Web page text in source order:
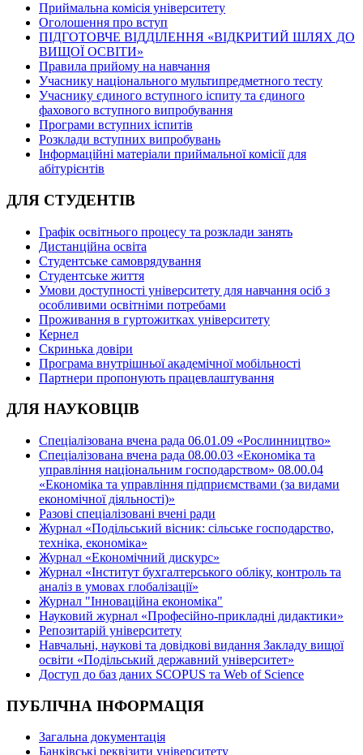
Приймальна комісія університету
Оголошення про вступ
ПІДГОТОВЧЕ ВІДДІЛЕННЯ «ВІДКРИТИЙ ШЛЯХ ДО
ВИЩОЇ ОСВІТИ»
Правила прийому на навчання
Учаснику національного мультипредметного тесту
Учаснику єдиного вступного іспиту та єдиного
фахового вступного випробування
Програми вступних іспитів
Розклади вступних випробувань
Інформаційні матеріали приймальної комісії для
абітурієнтів
ДЛЯ СТУДЕНТІВ
Графік освітнього процесу та розклади занять
Дистанційна освіта
Студентське самоврядування
Студентське життя
Умови доступності університету для навчання осіб з
особливими освітніми потребами
Проживання в гуртожитках університету
Кернел
Скринька довіри
Програма внутрішньої академічної мобільності
Партнери пропонують працевлаштування
ДЛЯ НАУКОВЦІВ
Спеціалізована вчена рада 06.01.09 «Рослинництво»
Спеціалізована вчена рада 08.00.03 «Економіка та
управління національним господарством» 08.00.04
«Економіка та управління підприємствами (за видами
економічної діяльності)»
Разові спеціалізовані вчені ради
Журнал «Подільський вісник: сільське господарство,
техніка, економіка»
Журнал «Економічний дискурс»
Журнал «Інститут бухгалтерського обліку, контроль та
аналіз в умовах глобалізації»
Журнал "Інноваційна економіка"
Науковий журнал «Професійно-прикладні дидактики»
Репозитарій університету
Навчальні, наукові та довідкові видання Закладу вищої
освіти «Подільський державний університет»
Доступ до баз даних SCOPUS та Web of Science
ПУБЛІЧНА ІНФОРМАЦІЯ
Загальна документація
Банківські реквізити університету